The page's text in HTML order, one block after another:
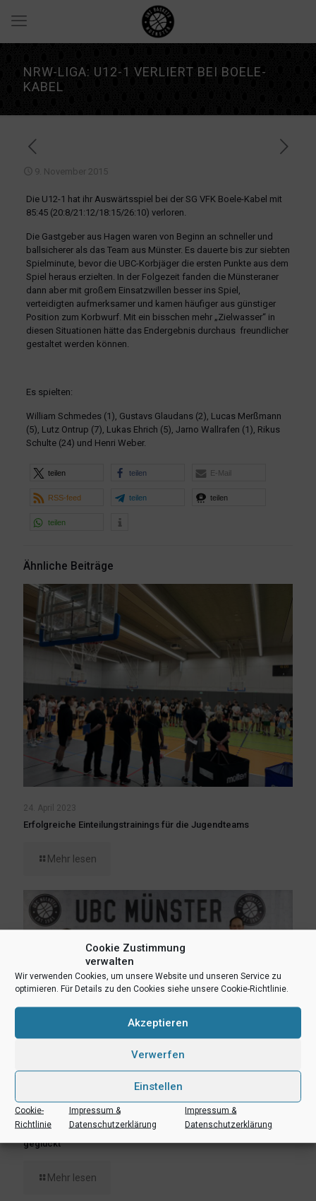
Cookie Zustimmung
verwalten
Wir verwenden Cookies, um unsere Website und unseren Service zu
optimieren. Für Details zu den Cookies siehe unsere Cookie-Richtlinie.
Akzeptieren
Verwerfen
Einstellen
Cookie-
Richtlinie
Impressum &
Datenschutzerklärung
Impressum &
Datenschutzerklärung
NRW-LIGA: U12-1 VERLIERT BEI BOELE-
KABEL
9. November 2015
Die U12-1 hat ihr Auswärtsspiel bei der SG VFK Boele-Kabel mit
85:45 (20:8/21:12/18:15/26:10) verloren.
Die Gastgeber aus Hagen waren von Beginn an schneller und
ballsicherer als das Team aus Münster. Es dauerte bis zur siebten
Spielminute, bevor die UBC-Korbjäger die ersten Punkte aus dem
Spiel heraus erzielten. In der Folgezeit fanden die Münsteraner
dann aber mit großem Einsatzwillen besser ins Spiel,
verteidigten aufmerksamer und kamen häufiger aus günstiger
Position zum Korbwurf. Mit ein bisschen mehr „Zielwasser“ in
diesen Situationen hätte das Endergebnis durchaus freundlicher
gestaltet werden können.
Es spielten:
William Schmedes (1), Gustavs Glaudans (2), Lucas Merßmann
(5), Lutz Ontrup (7), Lukas Ehrich (5), Jarno Wallrafen (1), Rikus
Schulte (24) und Henri Weber.
teilen teilen E-Mail
RSS-feed teilen teilen
teilen
Ähnliche Beiträge
24. April 2023
Erfolgreiche Einteilungstrainings für die Jugendteams
Mehr lesen
30. März 2023
U10 – Generalprobe für die Spiele um die Meisterschaft
geglückt
Mehr lesen